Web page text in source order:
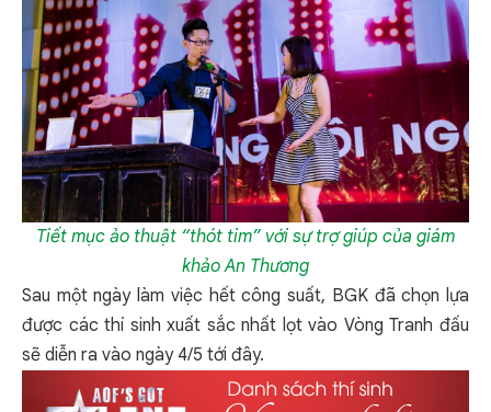
Tiết mục ảo thuật “thót tim” với sự trợ giúp của giám
khảo An Thương
Sau một ngày làm việc hết công suất, BGK đã chọn lựa
được các thí sinh xuất sắc nhất lọt vào Vòng Tranh đấu
sẽ diễn ra vào ngày 4/5 tới đây.